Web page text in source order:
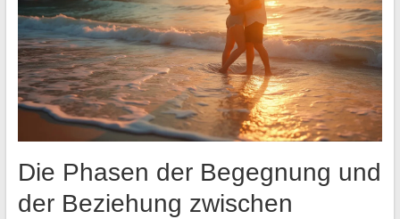
Die Phasen der Begegnung und
der Beziehung zwischen